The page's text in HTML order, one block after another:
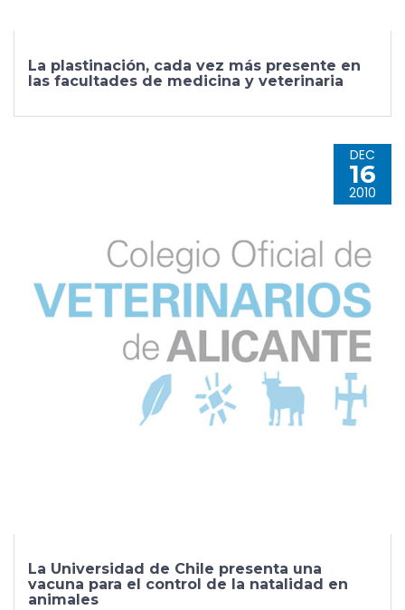
La plastinación, cada vez más presente en
las facultades de medicina y veterinaria
DEC
16
2010
La Universidad de Chile presenta una
vacuna para el control de la natalidad en
animales